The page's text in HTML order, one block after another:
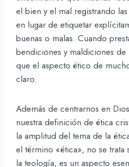
el bien y el mal registrando
en lugar de etiquetar
buenas o malas. Cuando
bendiciones y maldiciones
que el aspecto ético de
claro.
Además de centrarnos en
nuestra definición de ética
la amplitud del tema de la
el término «ética», no se trata
la teología, es un aspecto